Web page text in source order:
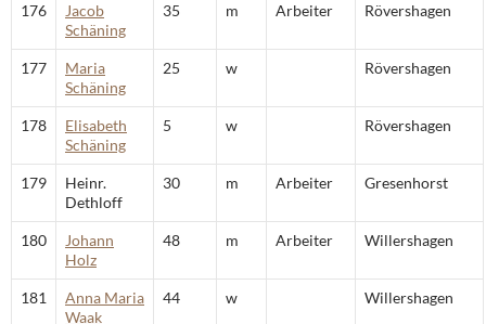
176
Jacob
Schäning
35 m Arbeiter Rövershagen
177
Maria
Schäning
25 w Rövershagen
178
Elisabeth
Schäning
5 w Rövershagen
179
Heinr.
Dethloff
30 m Arbeiter Gresenhorst
180
Johann
Holz
48 m Arbeiter Willershagen
181
Anna Maria
Waak
44 w Willershagen